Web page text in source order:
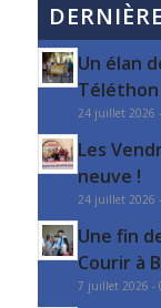
Un élan
Téléthon
24 juillet 2026
Les
neuve !
24 juillet 2026
Une fin
Courir à
7 juillet 2026 -